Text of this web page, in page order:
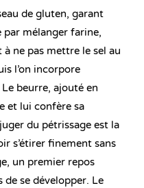
de gluten, garant
par mélanger farine,
ne pas mettre le sel au
l’on incorpore
beurre, ajouté en
et lui confère sa
du pétrissage est la
s’étirer finement sans
un premier repos
se développer. Le